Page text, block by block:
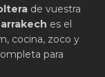
de vuestra
es el
cocina, zoco y
para